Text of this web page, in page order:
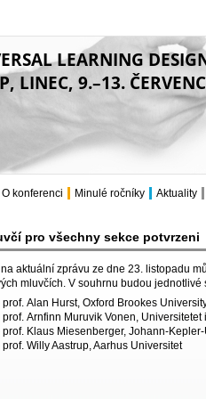
LEARNING
LINEC, 9.–13.
pro všechny sekce potvrzeni
aktuální zprávu ze dne 23. listopadu
mluvčích. V souhrnu budou jednotlivé
prof. Alan Hurst, Oxford Brookes
prof. Arnfinn Muruvik Vonen, Universitetet
prof. Klaus Miesenberger, Johann-
prof. Willy Aastrup, Aarhus Universitet
O konferenci Minulé ročníky Aktuality